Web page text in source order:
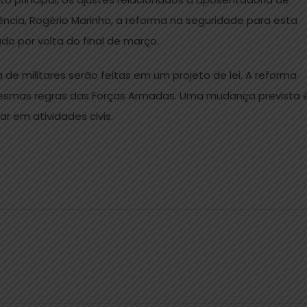
Rogério Marinho, a reforma na seguridade para esta
por volta do final de março.
militares serão feitas em um projeto de lei. A reforma
regras das Forças Armadas. Uma mudança prevista
em atividades civis.